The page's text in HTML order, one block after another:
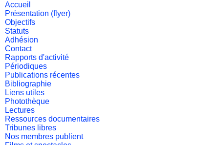
Accueil
Présentation (flyer)
Objectifs
Statuts
Adhésion
Contact
Rapports d'activité
Périodiques
Publications récentes
Bibliographie
Liens utiles
Photothèque
Lectures
Ressources documentaires
Tribunes libres
Nos membres publient